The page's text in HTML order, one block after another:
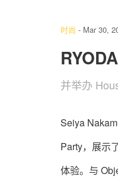
时尚 - Mar 30,
并举办
Seiya
Party，展示
体验。与